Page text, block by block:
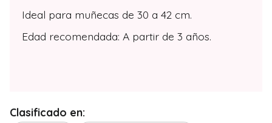
Ideal para muñecas de 30 a 42 cm.
Edad recomendada: A partir de 3 años.
Clasificado en: